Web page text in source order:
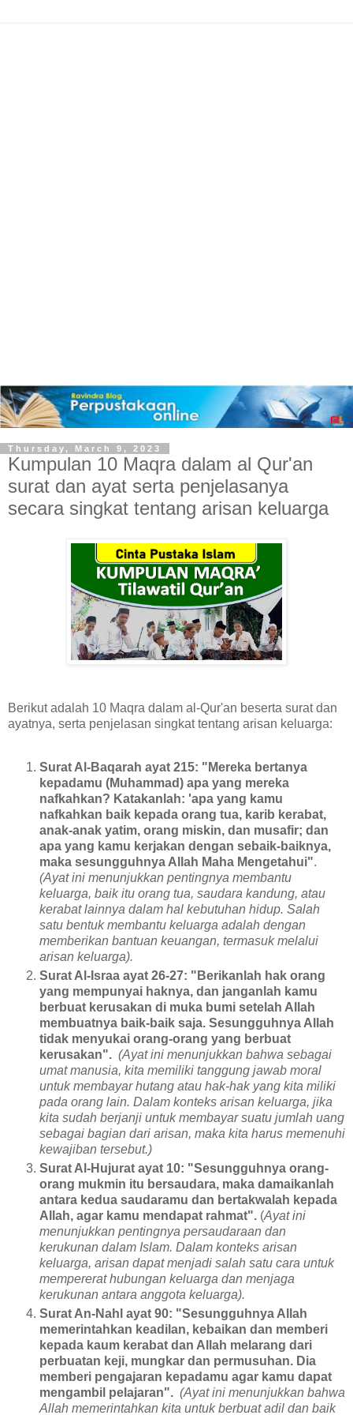
Thursday, March 9, 2023
Kumpulan 10 Maqra dalam al Qur'an
surat dan ayat serta penjelasanya
secara singkat tentang arisan keluarga
Berikut adalah 10 Maqra dalam al-Qur'an beserta surat dan
ayatnya, serta penjelasan singkat tentang arisan keluarga:
Surat Al-Baqarah ayat 215: "Mereka bertanya
kepadamu (Muhammad) apa yang mereka
nafkahkan? Katakanlah: 'apa yang kamu
nafkahkan baik kepada orang tua, karib kerabat,
anak-anak yatim, orang miskin, dan musafir; dan
apa yang kamu kerjakan dengan sebaik-baiknya,
maka sesungguhnya Allah Maha Mengetahui".
(Ayat ini menunjukkan pentingnya membantu
keluarga, baik itu orang tua, saudara kandung, atau
kerabat lainnya dalam hal kebutuhan hidup. Salah
satu bentuk membantu keluarga adalah dengan
memberikan bantuan keuangan, termasuk melalui
arisan keluarga).
Surat Al-Israa ayat 26-27: "Berikanlah hak orang
yang mempunyai haknya, dan janganlah kamu
berbuat kerusakan di muka bumi setelah Allah
membuatnya baik-baik saja. Sesungguhnya Allah
tidak menyukai orang-orang yang berbuat
kerusakan". (Ayat ini menunjukkan bahwa sebagai
umat manusia, kita memiliki tanggung jawab moral
untuk membayar hutang atau hak-hak yang kita miliki
pada orang lain. Dalam konteks arisan keluarga, jika
kita sudah berjanji untuk membayar suatu jumlah uang
sebagai bagian dari arisan, maka kita harus memenuhi
kewajiban tersebut.)
Surat Al-Hujurat ayat 10: "Sesungguhnya orang-
orang mukmin itu bersaudara, maka damaikanlah
antara kedua saudaramu dan bertakwalah kepada
Allah, agar kamu mendapat rahmat". (Ayat ini
menunjukkan pentingnya persaudaraan dan
kerukunan dalam Islam. Dalam konteks arisan
keluarga, arisan dapat menjadi salah satu cara untuk
mempererat hubungan keluarga dan menjaga
kerukunan antara anggota keluarga).
Surat An-Nahl ayat 90: "Sesungguhnya Allah
memerintahkan keadilan, kebaikan dan memberi
kepada kaum kerabat dan Allah melarang dari
perbuatan keji, mungkar dan permusuhan. Dia
memberi pengajaran kepadamu agar kamu dapat
mengambil pelajaran". (Ayat ini menunjukkan bahwa
Allah memerintahkan kita untuk berbuat adil dan baik